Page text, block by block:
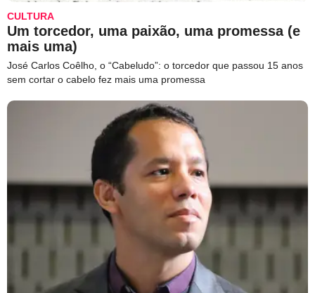
CULTURA
Um torcedor, uma paixão, uma promessa (e
mais uma)
José Carlos Coêlho, o “Cabeludo”: o torcedor que passou 15 anos
sem cortar o cabelo fez mais uma promessa